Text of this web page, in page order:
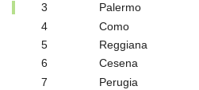
3
Palermo
4
Como
5
Reggiana
6
Cesena
7
Perugia